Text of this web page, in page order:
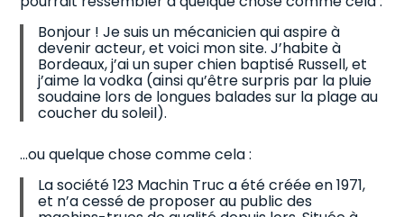
Développer votre entreprise
Construire votre patrimoine
Être prêt pour la facturation
Gérer vos ressources humaines
Dématérialiser vos documents
Bonjour ! Je suis un mécanicien qui aspire à
devenir acteur, et voici mon site. J’habite à
Bordeaux, j’ai un super chien baptisé Russell, et
j’aime la vodka (ainsi qu’être surpris par la pluie
soudaine lors de longues balades sur la plage au
coucher du soleil).
…ou quelque chose comme cela :
La société 123 Machin Truc a été créée en 1971,
et n’a cessé de proposer au public des